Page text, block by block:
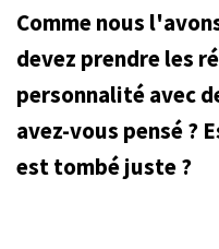
Comme nous
devez prendre les
personnalité avec
avez-vous pensé ?
est tombé juste ?